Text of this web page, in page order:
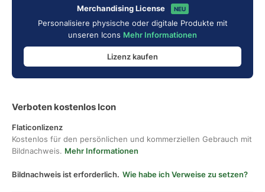
Merchandising License NEU
Personalisiere physische oder digitale Produkte mit
unseren Icons Mehr Informationen
Lizenz kaufen
Verboten kostenlos Icon
Flaticonlizenz
Kostenlos für den persönlichen und kommerziellen Gebrauch mit
Bildnachweis. Mehr Informationen
Bildnachweis ist erforderlich. Wie habe ich Verweise zu setzen?